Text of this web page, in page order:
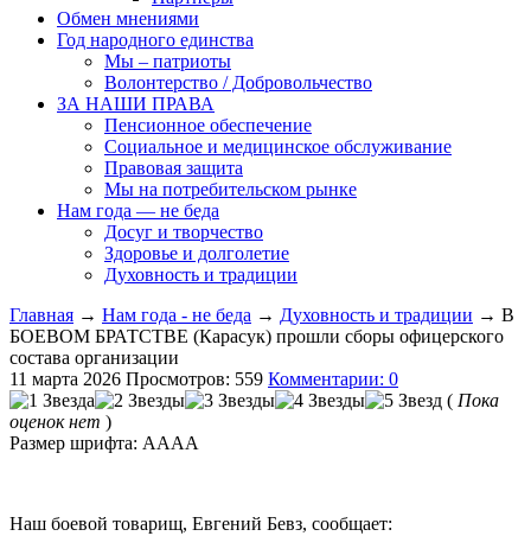
Обмен мнениями
Год народного единства
Мы – патриоты
Волонтерство / Добровольчество
ЗА НАШИ ПРАВА
Пенсионное обеспечение
Социальное и медицинское обслуживание
Правовая защита
Мы на потребительском рынке
Нам года — не беда
Досуг и творчество
Здоровье и долголетие
Духовность и традиции
Главная → Нам года - не беда → Духовность и традиции → В
БОЕВОМ БРАТСТВЕ (Карасук) прошли сборы офицерского
состава организации
11 марта 2026 Просмотров: 559 Комментарии: 0
( Пока
оценок нет )
Размер шрифта: AAAA
Наш боевой товарищ, Евгений Бевз, сообщает: